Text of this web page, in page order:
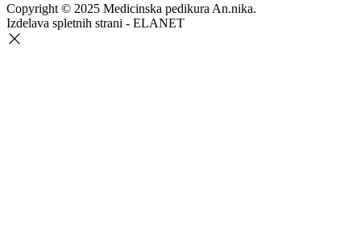
Copyright © 2025 Medicinska pedikura An.nika.
Izdelava spletnih strani - ELANET